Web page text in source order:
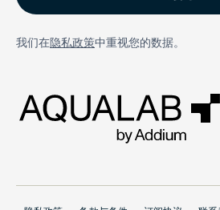
我们在隐私政策中重视您的数据。